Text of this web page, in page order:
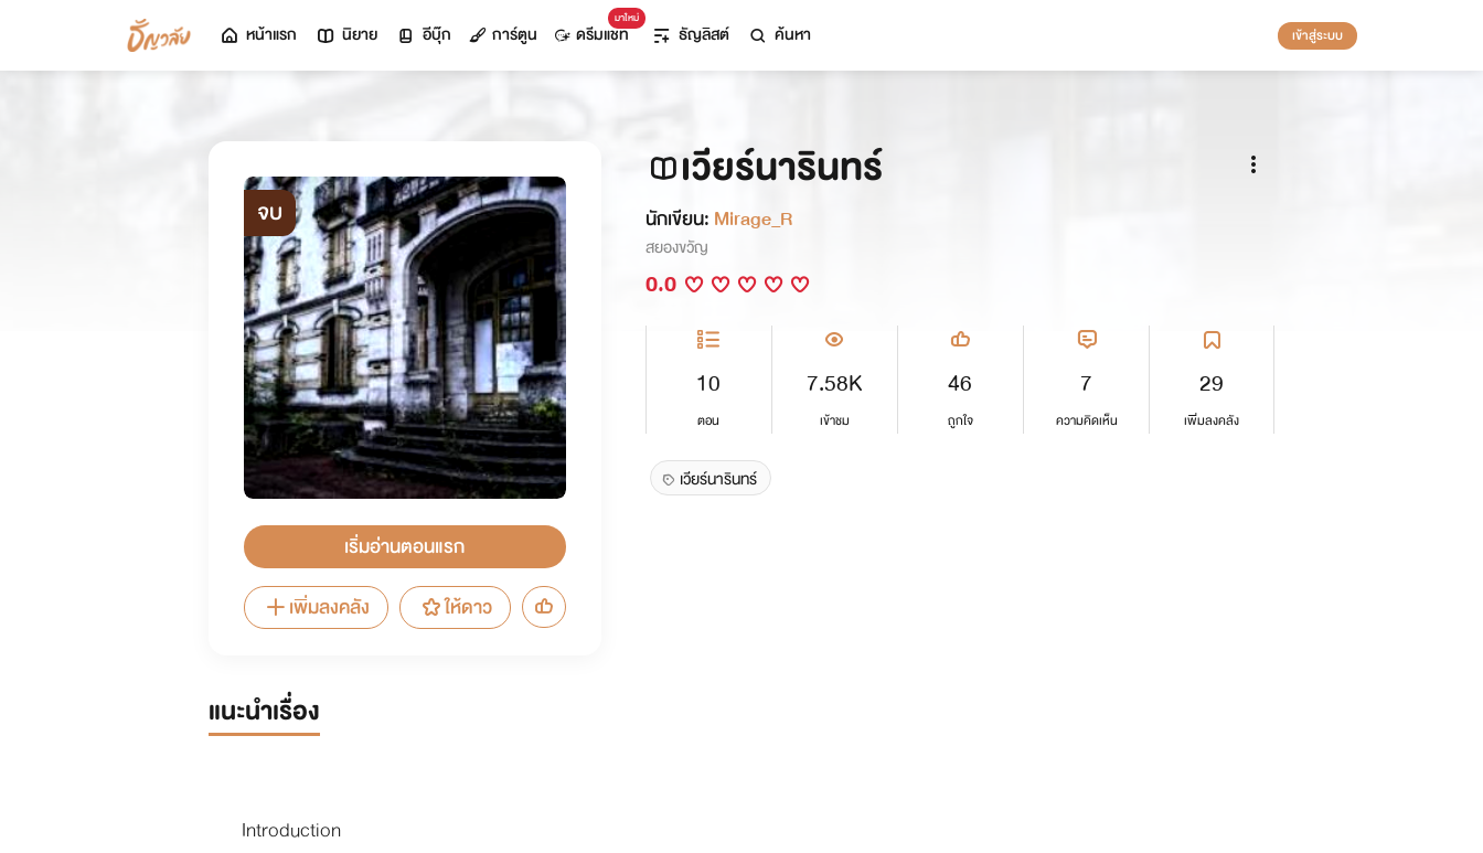
หน้าแรก นิยาย อีบุ๊ก การ์ตูน
มาใหม่
ดรีมแชท ธัญลิสต์ ค้นหา เข้าสู่ระบบ
จบ
เริ่มอ่านตอนแรก
เพิ่มลงคลัง
ให้ดาว
เวียร์นารินทร์
นักเขียน: Mirage_R
สยองขวัญ
0.0
10
ตอน
7.58K
เข้าชม
46
ถูกใจ
7
ความคิดเห็น
29
เพิ่มลงคลัง
เวียร์นารินทร์
แนะนำเรื่อง
Introduction